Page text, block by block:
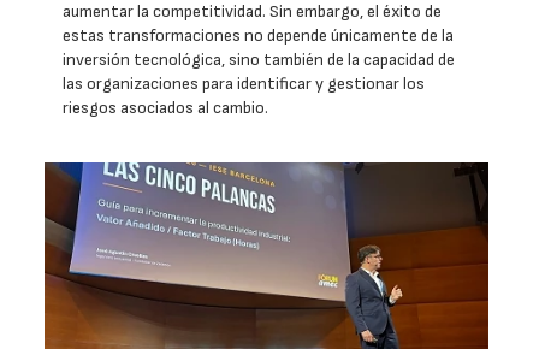
aumentar la competitividad. Sin embargo, el éxito de
estas transformaciones no depende únicamente de la
inversión tecnológica, sino también de la capacidad de
las organizaciones para identificar y gestionar los
riesgos asociados al cambio.